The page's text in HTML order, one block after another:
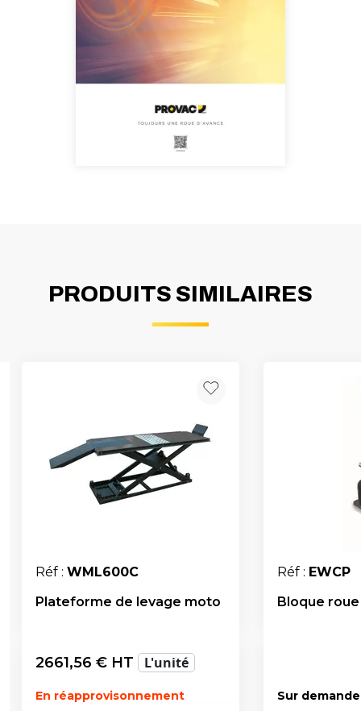
PRODUITS SIMILAIRES
Réf : WML600C
Plateforme de levage moto
2661,56 € HT L'unité
En réapprovisonnement
Réf : EWCP
Bloque
Sur demande